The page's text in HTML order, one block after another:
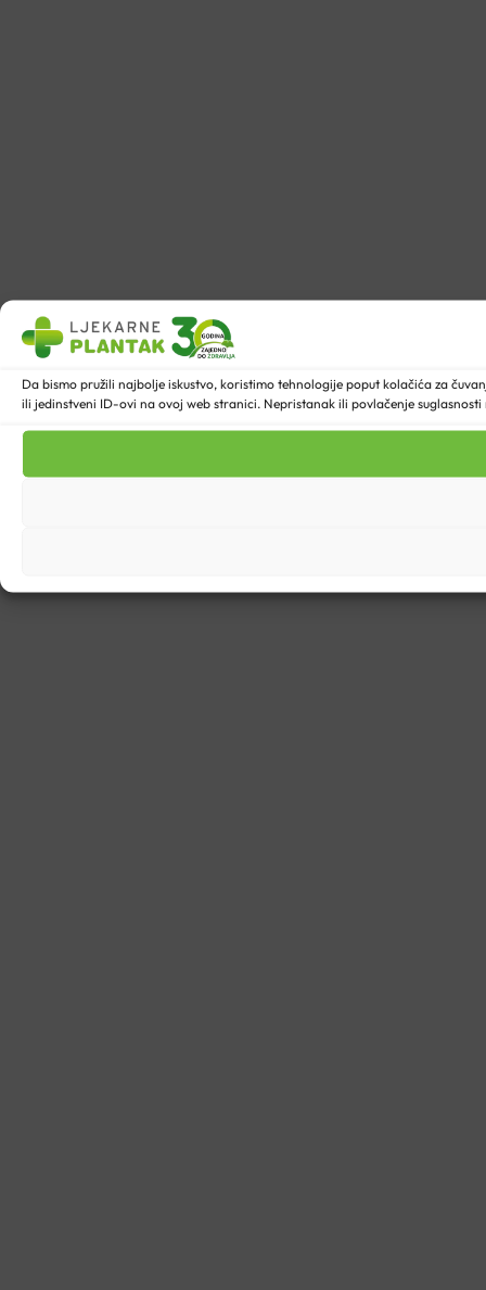
Da bismo pružili najbolje iskustvo, koristimo tehnologije poput kolačića za
ili jedinstveni ID-ovi na ovoj web stranici. Nepristanak ili povlačenje